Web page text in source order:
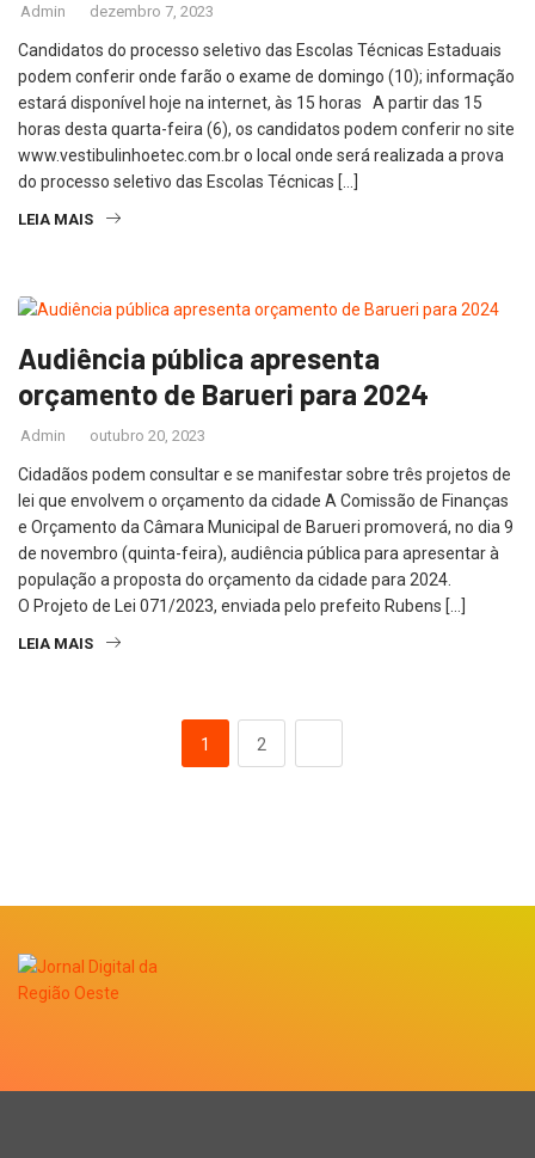
Admin dezembro 7, 2023
Candidatos do processo seletivo das Escolas Técnicas Estaduais
podem conferir onde farão o exame de domingo (10); informação
estará disponível hoje na internet, às 15 horas A partir das 15
horas desta quarta-feira (6), os candidatos podem conferir no site
www.vestibulinhoetec.com.br o local onde será realizada a prova
do processo seletivo das Escolas Técnicas […]
LEIA MAIS
Audiência pública apresenta
orçamento de Barueri para 2024
Admin outubro 20, 2023
Cidadãos podem consultar e se manifestar sobre três projetos de
lei que envolvem o orçamento da cidade A Comissão de Finanças
e Orçamento da Câmara Municipal de Barueri promoverá, no dia 9
de novembro (quinta-feira), audiência pública para apresentar à
população a proposta do orçamento da cidade para 2024.
O Projeto de Lei 071/2023, enviada pelo prefeito Rubens […]
LEIA MAIS
1 2